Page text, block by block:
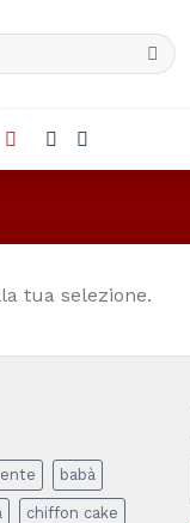
tua selezione.
babà
chiffon cake